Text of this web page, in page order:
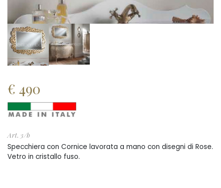
€ 490
Art. 3/b
Specchiera con Cornice lavorata a mano con disegni di Rose.
Vetro in cristallo fuso.